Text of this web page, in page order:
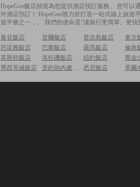
HopeGoo飯店頻道為您提供酒店預訂服務。 您可
外酒店預訂！ HopeGoo致力於打造一站式線上旅
遊平臺之一，。 我們的使命是“讓旅行更簡單、更
曼谷飯店 首爾飯店 普吉島飯店
東京
芭堤雅飯店
巴黎飯店 羅馬飯店
倫敦
莫斯科飯店
洛杉磯飯店 紐約飯店
舊金
墨西哥城飯店
里約熱內盧飯店 悉尼飯店 墨爾